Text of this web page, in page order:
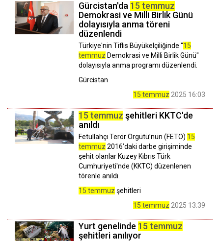
Gürcistan'da 15 temmuz
Demokrasi ve Milli Birlik Günü
dolayısıyla anma töreni
düzenlendi
Türkiye'nin Tiflis Büyükelçiliğinde "15
temmuz Demokrasi ve Milli Birlik Günü"
dolayısıyla anma programı düzenlendi.
Gürcistan
15 temmuz 2025 16:03
15 temmuz şehitleri KKTC'de
anıldı
Fetullahçı Terör Örgütü’nün (FETÖ) 15
temmuz 2016’daki darbe girişiminde
şehit olanlar Kuzey Kıbrıs Türk
Cumhuriyeti'nde (KKTC) düzenlenen
törenle anıldı.
15 temmuz şehitleri
15 temmuz 2025 13:39
Yurt genelinde 15 temmuz
şehitleri anılıyor